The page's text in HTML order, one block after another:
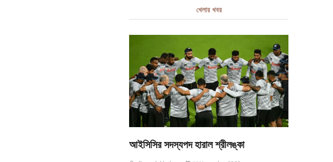
খেলার খবর
আইসিসির সদস্যপদ হারাল শ্রীলঙ্কা